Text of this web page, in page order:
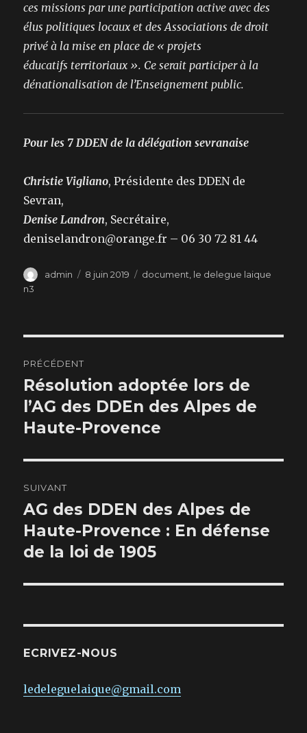
ces missions par une participation active avec des
élus politiques locaux et des Associations de droit
privé à la mise en place de « projets
éducatifs territoriaux ». Ce serait participer à la
dénationalisation de l’Enseignement public.
Pour les 7 DDEN de la délégation sevranaise
Christie Vigliano, Présidente des DDEN de
Sevran,
Denise Landron, Secrétaire,
deniselandron@orange.fr – 06 30 72 81 44
Auteur
admin
Publié
8 juin 2019 Catégories
document, le delegue laique
n3
de
l’article
PRÉCÉDENT
Publication
précédente :
Résolution adoptée lors de
l’AG des DDEn des Alpes de
Haute-Provence
SUIVANT
Publication
suivante :
AG des DDEN des Alpes de
Haute-Provence : En défense
de la loi de 1905
ECRIVEZ-NOUS
ledeleguelaique@gmail.com